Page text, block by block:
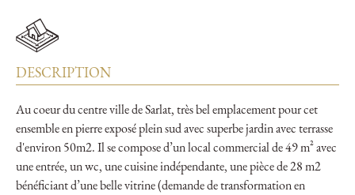
DESCRIPTION
Au coeur du centre ville de Sarlat, très bel emplacement pour cet
ensemble en pierre exposé plein sud avec superbe jardin avec terrasse
d'environ 50m2. Il se compose d’un local commercial de 49 m² avec
une entrée, un wc, une cuisine indépendante, une pièce de 28 m2
bénéficiant d’une belle vitrine (demande de transformation en